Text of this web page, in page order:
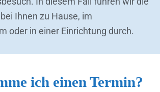
Ihnen zu Hause, im
oder in einer Einrichtung durch.
ich einen Termin?